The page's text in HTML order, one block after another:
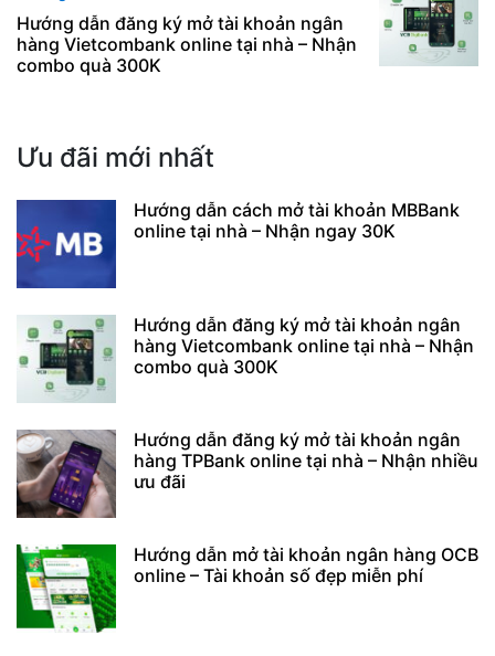
Hướng dẫn đăng ký mở tài khoản ngân
hàng Vietcombank online tại nhà – Nhận
combo quà 300K
Ưu đãi mới nhất
Hướng dẫn cách mở tài khoản MBBank
online tại nhà – Nhận ngay 30K
Hướng dẫn đăng ký mở tài khoản ngân
hàng Vietcombank online tại nhà – Nhận
combo quà 300K
Hướng dẫn đăng ký mở tài khoản ngân
hàng TPBank online tại nhà – Nhận nhiều
ưu đãi
Hướng dẫn mở tài khoản ngân hàng OCB
online – Tài khoản số đẹp miễn phí